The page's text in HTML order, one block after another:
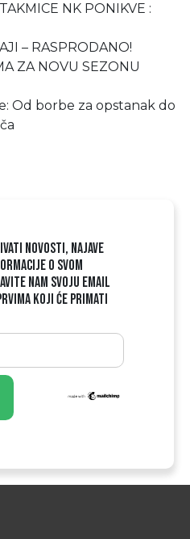
NK PONIKVE :
– RASPRODANO!
ZA NOVU SEZONU
Od borbe za opstanak do
NOVOSTI, NAJAVE
O SVOM
NAM SVOJU EMAIL
KOJI ĆE PRIMATI